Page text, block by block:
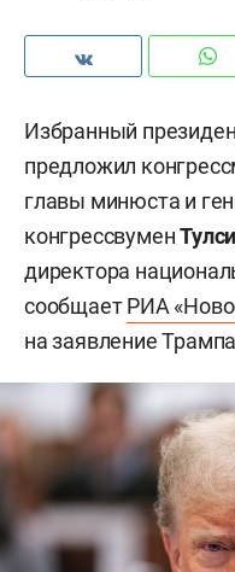
Избранный
предложил
главы минюста и
конгрессвумен
директора
сообщаетРИА
на заявление